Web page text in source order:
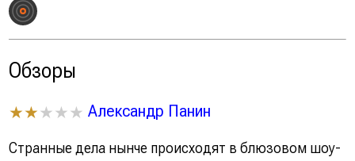
Обзоры
★★★★★ Александр Панин
Странные дела нынче происходят в блюзовом шоу-